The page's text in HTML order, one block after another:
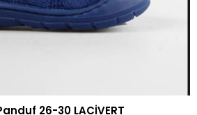
26-30 LACİVERT